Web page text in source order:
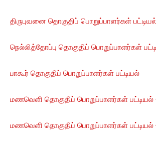
திருபுவனை தொகுதிப் பொறுப்பாளர்கள்
நெல்லித்தோப்பு தொகுதிப் பொறுப்பாளர்கள்
பாகூர் தொகுதிப் பொறுப்பாளர்கள் பட்டியல்
மணவெளி தொகுதிப் பொறுப்பாளர்கள் பட்டியல்
மணவெளி தொகுதிப் பொறுப்பாளர்கள் பட்டியல்